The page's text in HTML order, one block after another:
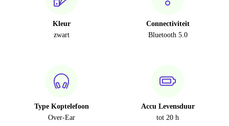
Kleur
zwart
Connectiviteit
Bluetooth 5.0
Type Koptelefoon
Over-Ear
Accu Levensduur
tot 20 h